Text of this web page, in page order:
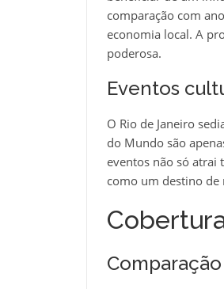
comparação com
economia local. A
poderosa.
Eventos
O Rio de Janeiro
do Mundo são
eventos não só atrai
como um destino de